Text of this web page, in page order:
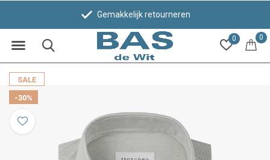
0 0
Gemakkelijk retourneren
SALE
-30%